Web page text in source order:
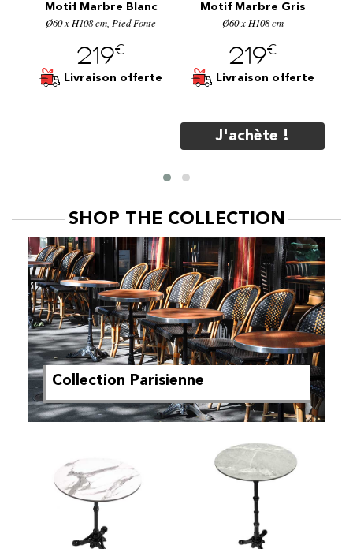
Motif Marbre Blanc
Ø60 x H108 cm, Pied Fonte
219€
Livraison offerte
Motif Marbre Gris
Ø60 x H108 cm
219€
Livraison offerte
J'achète !
SHOP THE COLLECTION
Collection Parisienne